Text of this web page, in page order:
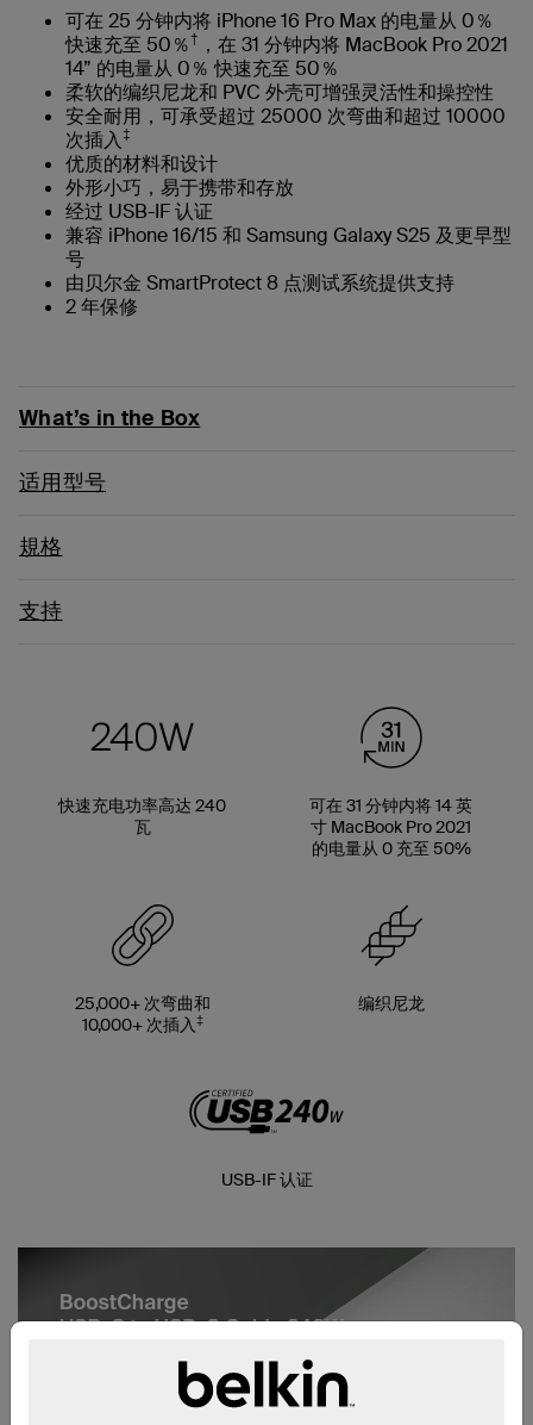
可在 25 分钟内将 iPhone 16 Pro Max 的电量从 0％
快速充至 50％† ，在 31 分钟内将 MacBook Pro 2021
14” 的电量从 0％ 快速充至 50％
柔软的编织尼龙和 PVC 外壳可增强灵活性和操控性
安全耐用，可承受超过 25000 次弯曲和超过 10000
次插入‡
优质的材料和设计
外形小巧，易于携带和存放
经过 USB-IF 认证
兼容 iPhone 16/15 和 Samsung Galaxy S25 及更早型
号
由贝尔金 SmartProtect 8 点测试系统提供支持
2 年保修
What’s in the Box
适用型号
規格
支持
快速充电功率高达 240
瓦
可在 31 分钟内将 14 英
寸 MacBook Pro 2021
的电量从 0 充至 50%
25,000+ 次弯曲和
10,000+ 次插入‡
编织尼龙
USB-IF 认证